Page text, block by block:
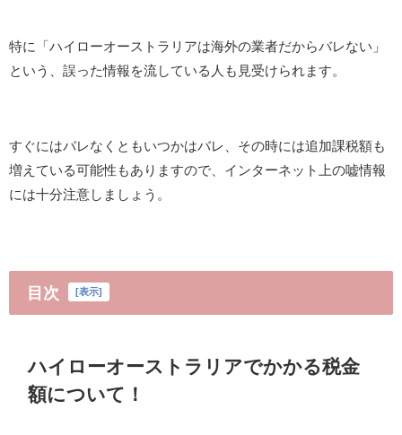
特に「ハイローオーストラリアは海外の業者だからバレない」
という、誤った情報を流している人も見受けられます。
すぐにはバレなくともいつかはバレ、その時には追加課税額も
増えている可能性もありますので、インターネット上の嘘情報
には十分注意しましょう。
目次 [表示]
ハイローオーストラリアでかかる税金
額について！